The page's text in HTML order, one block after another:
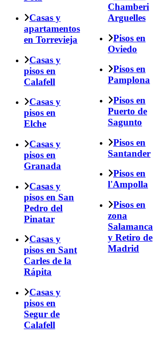
Casas y
apartamentos
en Torrevieja
Casas y
pisos en
Calafell
Casas y
pisos en
Elche
Casas y
pisos en
Granada
Casas y
pisos en San
Pedro del
Pinatar
Casas y
pisos en Sant
Carles de la
Rápita
Casas y
pisos en
Segur de
Calafell
Chamberi
Arguelles
Pisos en
Oviedo
Pisos en
Pamplona
Pisos en
Puerto de
Sagunto
Pisos en
Santander
Pisos en
l'Ampolla
Pisos en
zona
Salamanca
y Retiro de
Madrid